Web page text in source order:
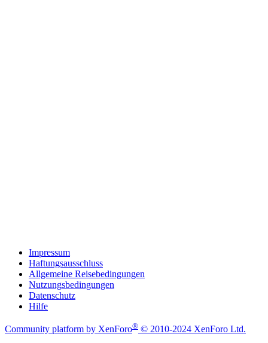
Impressum
Haftungsausschluss
Allgemeine Reisebedingungen
Nutzungsbedingungen
Datenschutz
Hilfe
Community platform by XenForo® © 2010-2024 XenForo Ltd.